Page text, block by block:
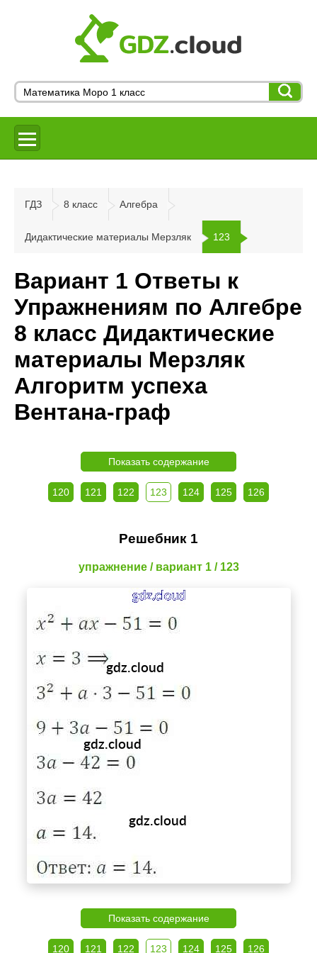
ГДЗ 8 класс Алгебра
Дидактические материалы Мерзляк 123
Вариант 1 Ответы к
Упражнениям по Алгебре
8 класс Дидактические
материалы Мерзляк
Алгоритм успеха
Вентана-граф
Показать содержание
120 121 122 123 124 125 126
Решебник 1
упражнение / вариант 1 / 123
Показать содержание
120 121 122 123 124 125 126